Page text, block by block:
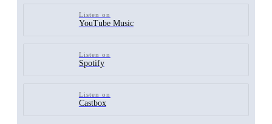
Listen on
YouTube Music
Listen on
Spotify
Listen on
Castbox